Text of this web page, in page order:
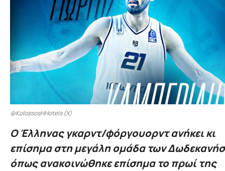
@KolossosHHotels (Χ)
Ο Έλληνας γκαρντ/φόργουορντ ανήκει κι
επίσημα στη μεγάλη ομάδα των
όπως ανακοινώθηκε επίσημα το πρωί της